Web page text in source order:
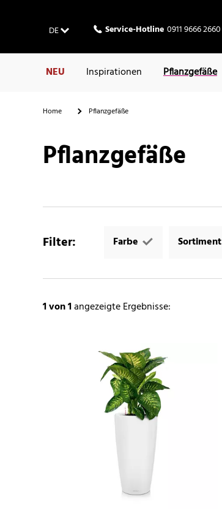
DE Service-Hotline 0911 9666 2660
NEU Inspirationen Pflanzgefäße
Home Pflanzgefäße
Pflanzgefäße
Filter: Farbe Sortiment
1von 1angezeigte Ergebnisse: